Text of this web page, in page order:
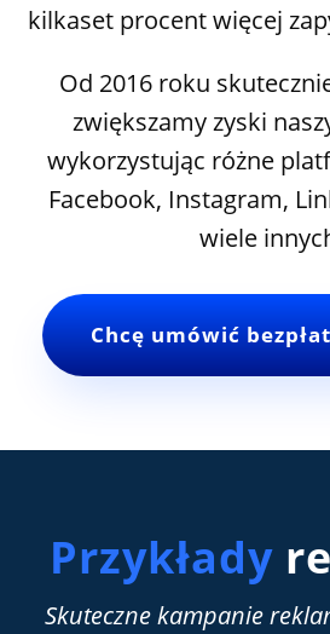
kilkaset procent więcej
Od 2016 roku
zwiększamy zyski
wykorzystując różne
Facebook, Instagram,
wiele
Chcę umówić
Przykłady
Skuteczne kampanie